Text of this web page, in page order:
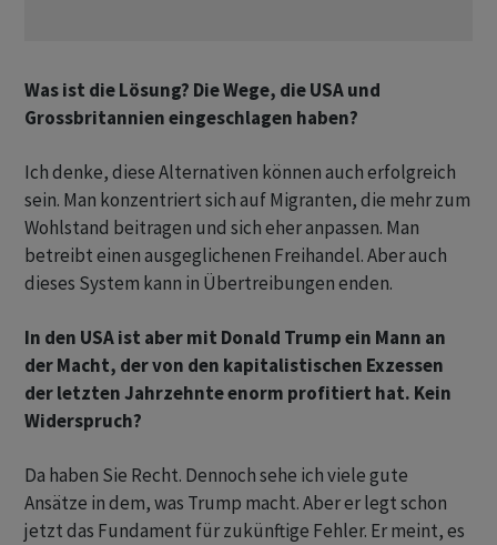
Was ist die Lösung? Die Wege, die USA und
Grossbritannien eingeschlagen haben?
Ich denke, diese Alternativen können auch erfolgreich
sein. Man konzentriert sich auf Migranten, die mehr zum
Wohlstand beitragen und sich eher anpassen. Man
betreibt einen ausgeglichenen Freihandel. Aber auch
dieses System kann in Übertreibungen enden.
In den USA ist aber mit Donald Trump ein Mann an
der Macht, der von den kapitalistischen Exzessen
der letzten Jahrzehnte enorm profitiert hat. Kein
Widerspruch?
Da haben Sie Recht. Dennoch sehe ich viele gute
Ansätze in dem, was Trump macht. Aber er legt schon
jetzt das Fundament für zukünftige Fehler. Er meint, es